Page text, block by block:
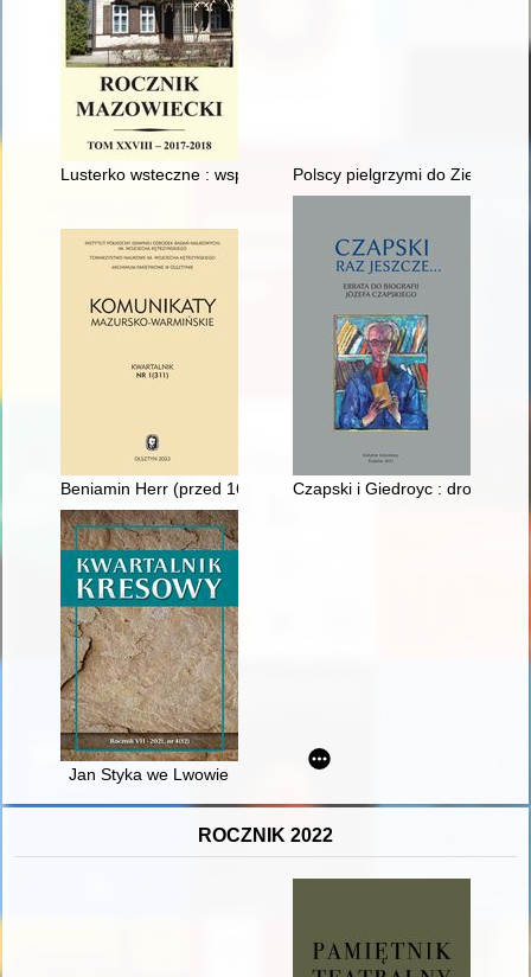
Lusterko wsteczne : wspomnienia dziecięce z czasów wojny
Polscy pielgrzymi do Ziemi
Beniamin Herr (przed 1642-1706) : ojciec Franciszka
Czapski i Giedroyc : droga do
Jan Styka we Lwowie
ROCZNIK 2022